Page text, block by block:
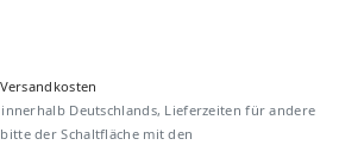
Versandkosten
Deutschlands, Lieferzeiten für andere
der Schaltfläche mit den